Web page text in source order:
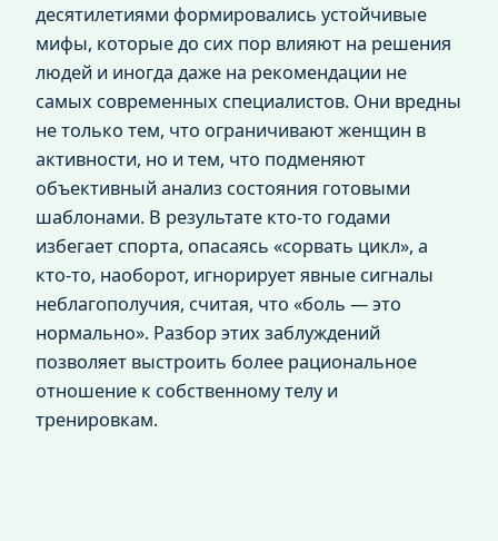
десятилетиями формировались устойчивые
мифы, которые до сих пор влияют на решения
людей и иногда даже на рекомендации не
самых современных специалистов. Они вредны
не только тем, что ограничивают женщин в
активности, но и тем, что подменяют
объективный анализ состояния готовыми
шаблонами. В результате кто-то годами
избегает спорта, опасаясь «сорвать цикл», а
кто-то, наоборот, игнорирует явные сигналы
неблагополучия, считая, что «боль — это
нормально». Разбор этих заблуждений
позволяет выстроить более рациональное
отношение к собственному телу и
тренировкам.